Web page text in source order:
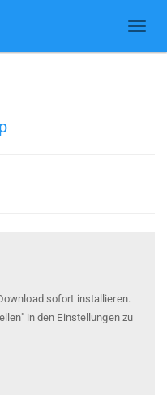
sofort installieren.
in den Einstellungen zu